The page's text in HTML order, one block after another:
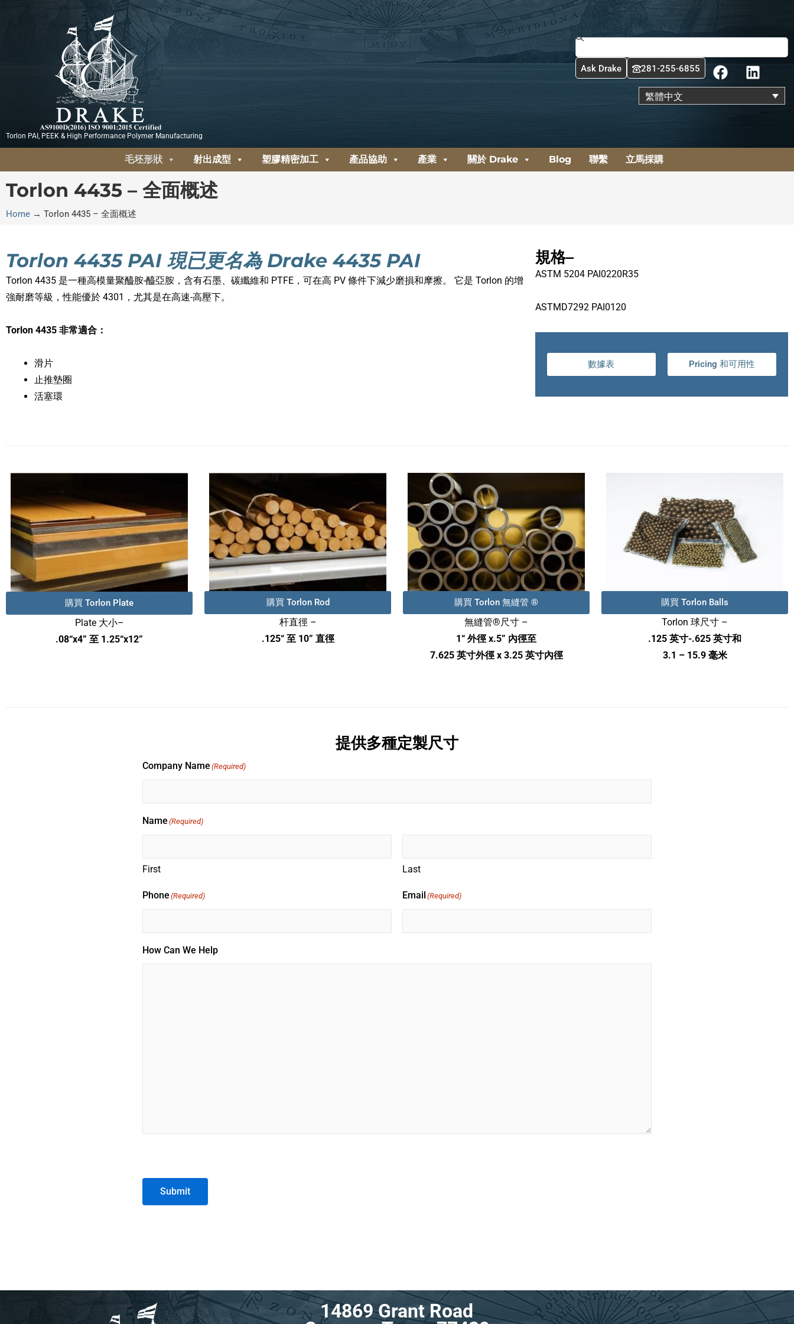
Torlon PAI, PEEK & High Performance Polymer Manufacturing
搜
尋
Ask Drake 281-255-6855
F
a
c
e
o
k
L
i
n
k
i
n
繁體中文
毛坯形狀 射出成型 塑膠精密加工 產品協助 產業 關於 Drake Blog 聯繫 立馬採購
Torlon 4435 – 全面概述
Home → Torlon 4435 – 全面概述
Torlon 4435 PAI 現已更名為 Drake 4435 PAI
Torlon 4435 是一種高模量聚醯胺-醯亞胺，含有石墨、碳纖維和 PTFE，可在高 PV 條件下減少磨損和摩擦。 它是 Torlon 的增
強耐磨等級，性能優於 4301，尤其是在高速-高壓下。
Torlon 4435 非常適合：
滑片
止推墊圈
活塞環
規格–
ASTM 5204 PAI0220R35
ASTMD7292 PAI0120
數據表 Pricing 和可用性
購買 Torlon Plate
Plate 大小–
.08“x4” 至 1.25“x12”
購買 Torlon Rod
杆直徑 –
.125“ 至 10” 直徑
購買 Torlon 無縫管 ®
無縫管®尺寸 –
1“ 外徑 x.5” 內徑至
7.625 英寸外徑 x 3.25 英寸內徑
購買 Torlon Balls
Torlon 球尺寸 –
.125 英寸-.625 英寸和
3.1 – 15.9 毫米
提供多種定製尺寸
Company Name (Required)
Name (Required)
First Last
Phone (Required) Email (Required)
How Can We Help
Submit
14869 Grant Road